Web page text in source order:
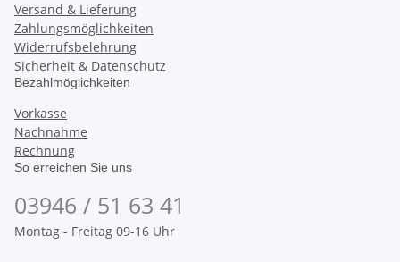
Versand & Lieferung
Zahlungsmöglichkeiten
Widerrufsbelehrung
Sicherheit & Datenschutz
Bezahlmöglichkeiten
Vorkasse
Nachnahme
Rechnung
So erreichen Sie uns
03946 / 51 63 41
Montag - Freitag 09-16 Uhr